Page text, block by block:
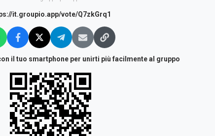
it.groupio.app/vote/Q7zkGrq1
il tuo smartphone per unirti più facilmente al gruppo